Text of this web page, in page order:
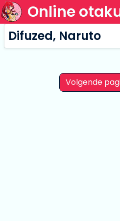
Online
Difuzed, Naruto
Volgende